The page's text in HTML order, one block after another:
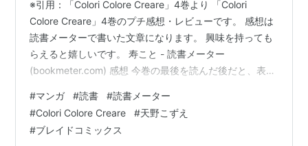
※引用：「Colori Colore Creare」4巻より 「Colori
Colore Creare」4巻のプチ感想・レビューです。 感想は
読書メーターで書いた文章になります。 興味を持っても
らえると嬉しいです。 寿こと - 読書メーター
(bookmeter.com) 感想 今巻の最後を読んだ後だと、表紙
ARIAでもありましたね。 ハッピーバースデーあかさん。
ほんと、ひたすらにあたたかい作品ですね。 子供達が小
学校にあがるという事で、新衣装の制服がお披露目され
#マンガ #読書 #読書メーター
#Colori Colore Creare #天野こずえ
#ブレイドコミックス